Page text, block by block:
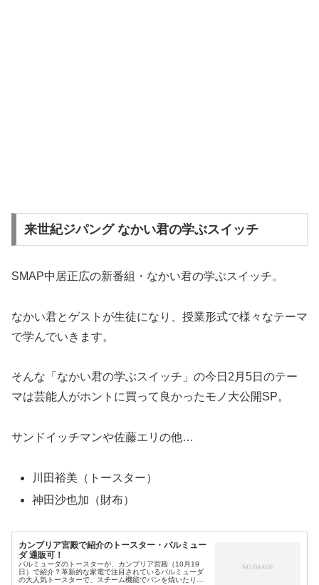
来世紀ジパング なかい君の学ぶスイッチ
SMAP中居正広の新番組・なかい君の学ぶスイッチ。
なかい君とゲストが生徒になり、授業形式で様々なテーマ
で学んでいきます。
そんな「なかい君の学ぶスイッチ」の今日2月5日のテー
マは芸能人がホントに買って良かったモノ大公開SP。
サンドイッチマンや佐藤エリの他…
川田裕美（トースター）
神田沙也加（財布）
カンブリア宮殿で紹介のトースター・バルミュー
ダ 通販可！
バルミューダのトースターが、カンブリア宮殿（10月19
日）で紹介？革新的な家電で注目されているバルミューダ
の大人気トースターで、スチーム機能でパンを焼いたりリ